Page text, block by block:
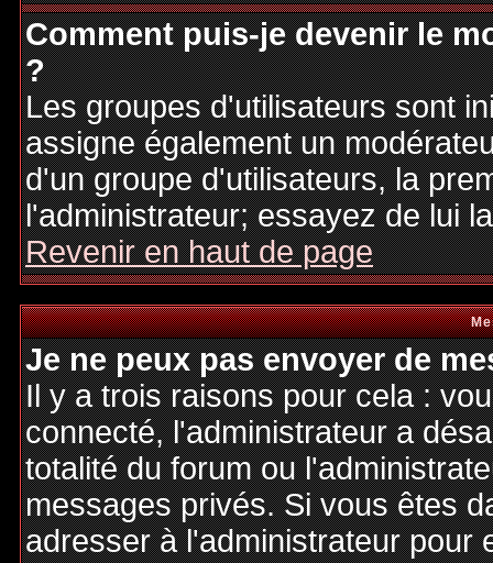
Comment puis-je devenir le
?
Les groupes d'utilisateurs sont
assigne également un
d'un groupe d'utilisateurs, la
l'administrateur; essayez de lui
Revenir en haut de page
Je ne peux pas envoyer de
Il y a trois raisons pour cela :
connecté, l'administrateur a
totalité du forum ou
messages privés. Si vous êtes
adresser à l'administrateur pour